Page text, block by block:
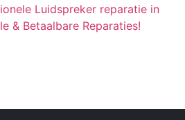
Luidspreker reparatie in
& Betaalbare Reparaties!